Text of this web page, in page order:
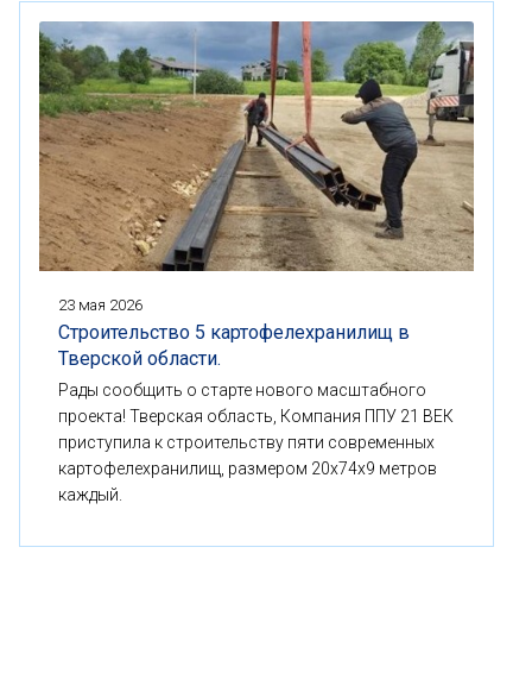
23 мая 2026
Строительство 5 картофелехранилищ в
Тверской области.
Рады сообщить о старте нового масштабного
проекта! Тверская область, Компания ППУ 21 ВЕК
приступила к строительству пяти современных
картофелехранилищ, размером 20x74x9 метров
каждый.